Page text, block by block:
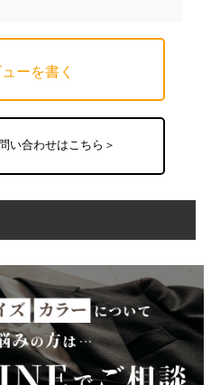
ーを書く
い合わせはこちら＞